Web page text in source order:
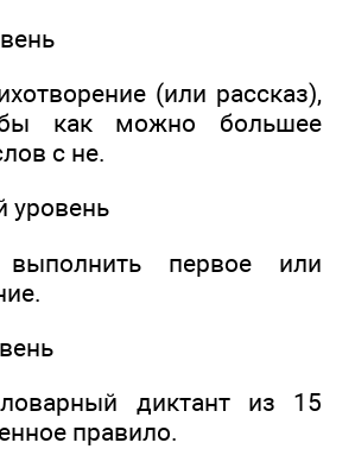
(или рассказ),
как можно большее
с не.
уровень
первое или
диктант из 15
правило.